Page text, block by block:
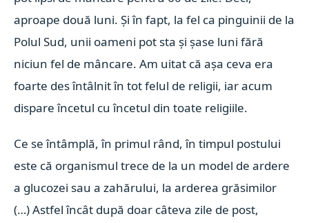
aproape două luni. Și în fapt, la fel ca pinguinii de la
Polul Sud, unii oameni pot sta și șase luni fără
niciun fel de mâncare. Am uitat că așa ceva era
foarte des întâlnit în tot felul de religii, iar acum
dispare încetul cu încetul din toate religiile.
Ce se întâmplă, în primul rând, în timpul postului
este că organismul trece de la un model de ardere
a glucozei sau a zahărului, la arderea grăsimilor
(…) Astfel încât după doar câteva zile de post,